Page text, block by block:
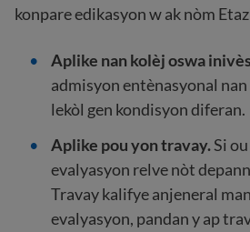
konpare edikasyon w ak nòm
Aplike nan kolèj oswa
admisyon entènasyonal nan
lekòl gen kondisyon diferan.
Aplike pou yon travay.Si
evalyasyon relve nòt
Travay kalifye anjeneral
evalyasyon, pandan y ap